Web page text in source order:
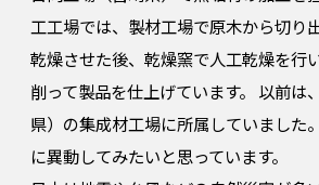
工工場では、製材工場で原木から切り
乾燥させた後、乾燥窯で人工乾燥を行
削って製品を仕上げています。 以前は
県）の集成材工場に所属していました
に異動してみたいと思っています。